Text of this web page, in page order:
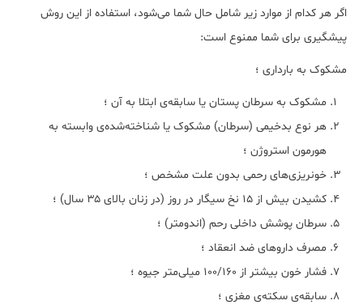
اگر هر کدام از موارد زیر شامل حال شما می‌شود، استفاده از این روش
پیشگیری برای شما ممنوع است:
مشکوک به بارداری ؛
مشکوک به سرطان پستان یا سابقه‌ی ابتلا به آن ؛
هر نوع بدخیمی (سرطان) مشکوک یا شناخته‌شده‌ی وابسته به
هورمون استروژن ؛
خونریزی‌های رحمی بدون علت مشخص ؛
کشیدن بیش از ۱۵ نخ سیگار در روز (در زنان بالای ۳۵ سال) ؛
سرطان پوشش داخلی رحم (اندومتر) ؛
مصرف داروهای ضد انعقاد ؛
فشار خون بیشتر از 100/160 میلی‌متر جیوه ؛
سابقه‌ی سکته‌ی مغزی ؛